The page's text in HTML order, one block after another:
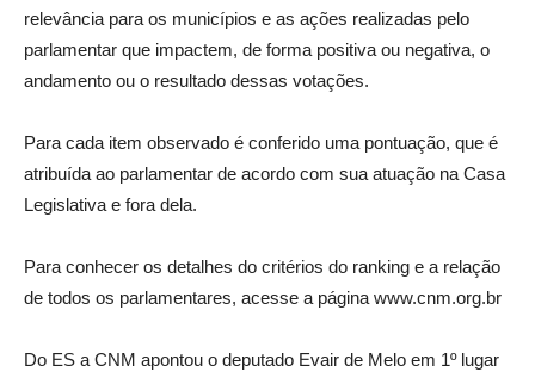
relevância para os municípios e as ações realizadas pelo
parlamentar que impactem, de forma positiva ou negativa, o
andamento ou o resultado dessas votações.
Para cada item observado é conferido uma pontuação, que é
atribuída ao parlamentar de acordo com sua atuação na Casa
Legislativa e fora dela.
Para conhecer os detalhes do critérios do ranking e a relação
de todos os parlamentares, acesse a página www.cnm.org.br
Do ES a CNM apontou o deputado Evair de Melo em 1º lugar